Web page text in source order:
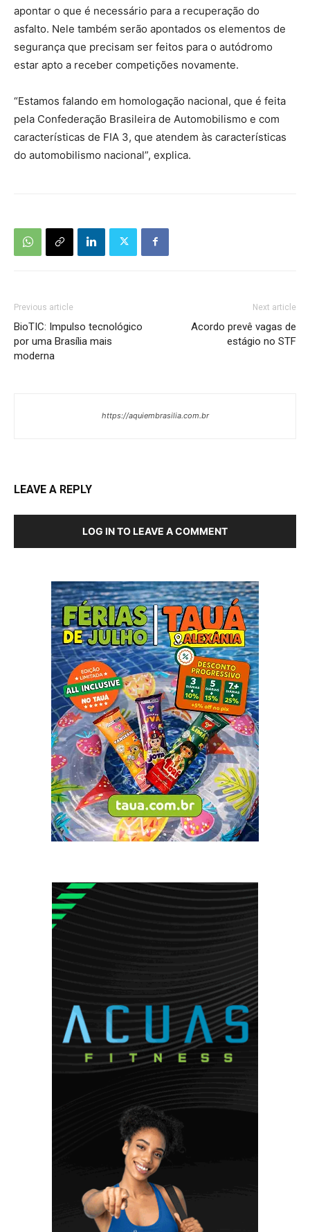
apontar o que é necessário para a recuperação do
asfalto. Nele também serão apontados os elementos de
segurança que precisam ser feitos para o autódromo
estar apto a receber competições novamente.
“Estamos falando em homologação nacional, que é feita
pela Confederação Brasileira de Automobilismo e com
características de FIA 3, que atendem às características
do automobilismo nacional”, explica.
Previous article
BioTIC: Impulso tecnológico
por uma Brasília mais
moderna
Next article
Acordo prevê vagas de
estágio no STF
https://aquiembrasilia.com.br
LEAVE A REPLY
LOG IN TO LEAVE A COMMENT